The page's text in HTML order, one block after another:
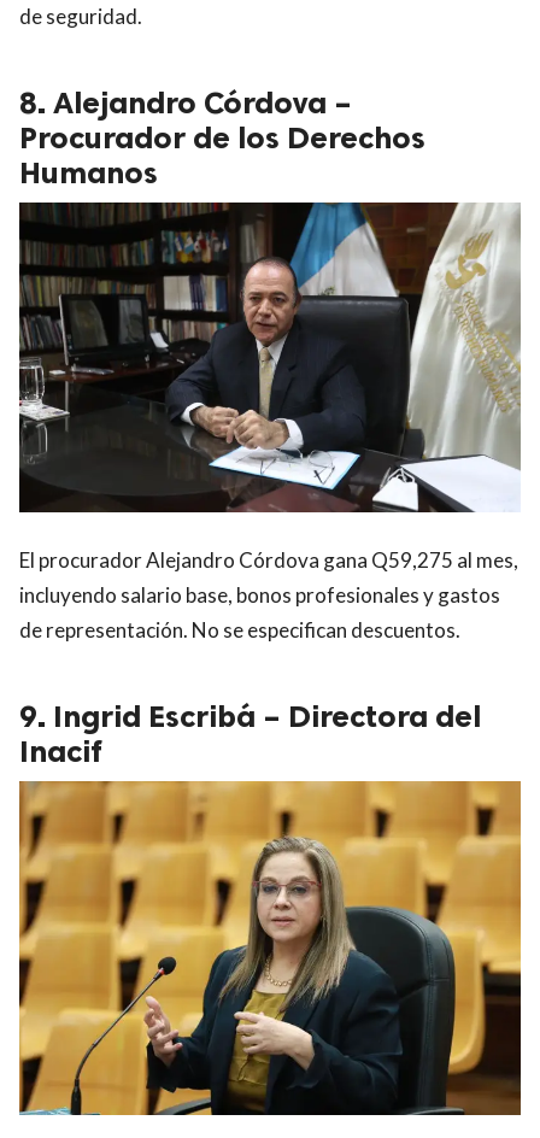
de seguridad.
8. Alejandro Córdova –
Procurador de los Derechos
Humanos
El procurador Alejandro Córdova gana Q59,275 al mes,
incluyendo salario base, bonos profesionales y gastos
de representación. No se especifican descuentos.
9. Ingrid Escribá – Directora del
Inacif